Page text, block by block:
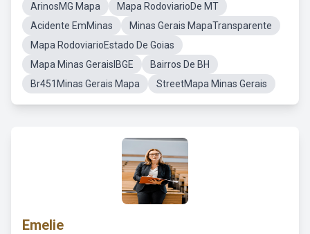
ArinosMG Mapa
Mapa RodoviarioDe MT
Acidente EmMinas
Minas Gerais MapaTransparente
Mapa RodoviarioEstado De Goias
Mapa Minas GeraisIBGE
Bairros De BH
Br451Minas Gerais Mapa
StreetMapa Minas Gerais
Emelie